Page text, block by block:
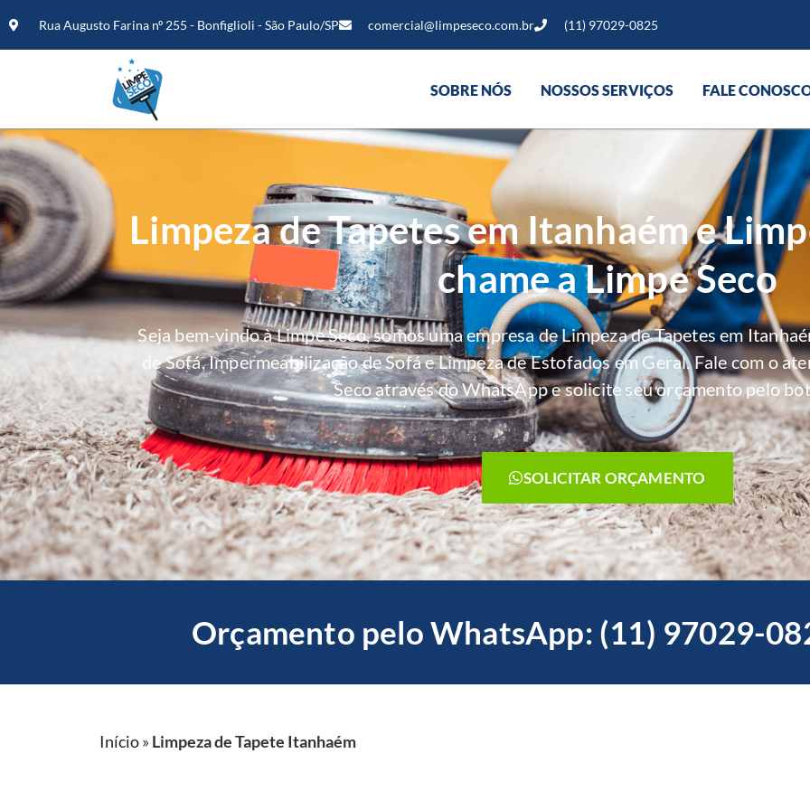
Rua Augusto Farina nº 255 - Bonfiglioli - São Paulo/SP comercial@limpeseco.com.br (11) 97029-0825
SOBRE NÓS NOSSOS SERVIÇOS FALE
Limpeza de Tapetes em Itanhaém e
chame a Limpe Seco
Seja bem-vindo à Limpe Seco, somos uma empresa de Limpeza de Tapetes em
de Sofá, Impermeabilização de Sofá e Limpeza de Estofados em Geral. Fale com o
Seco através do WhatsApp e solicite seu orçamento pelo
SOLICITAR ORÇAMENTO
Orçamento pelo WhatsApp: (11) 97029-
Início» Limpeza de Tapete Itanhaém